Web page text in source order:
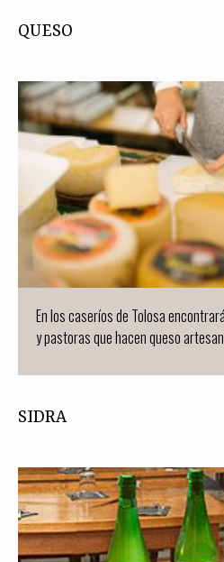
QUESO
En los caseríos de Tolosa
y pastoras que hacen queso
SIDRA